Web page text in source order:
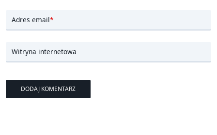
Adres email*
Witryna internetowa